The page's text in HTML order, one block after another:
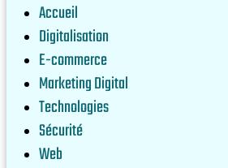
Accueil
Digitalisation
E-commerce
Marketing Digital
Technologies
Sécurité
Web